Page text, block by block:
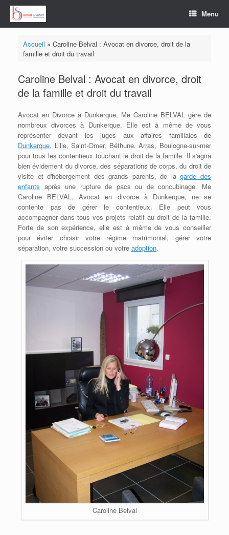
Skip
content
Menu
Accueil » Caroline Belval : Avocat en divorce, droit de la
famille et droit du travail
Caroline Belval : Avocat en divorce, droit
de la famille et droit du travail
Avocat en Divorce à Dunkerque, Me Caroline BELVAL gère de
nombreux divorces à Dunkerque. Elle est à même de vous
représenter devant les juges aux affaires familiales de
Dunkerque, Lille, Saint-Omer, Béthune, Arras, Boulogne-sur-mer
pour tous les contentieux touchant le droit de la famille. Il s'agira
bien évidement du divorce, des séparations de corps, du droit de
visite et d'hébergement des grands parents, de lagarde des
enfants après une rupture de pacs ou de concubinage. Me
Caroline BELVAL, Avocat en divorce à Dunkerque, ne se
contente pas de gérer le contentieux. Elle peut vous
accompagner dans tous vos projets relatif au droit de la famille.
Forte de son expérience, elle est à même de vous conseiller
pour éviter choisir votre régime matrimonial, gérer votre
séparation, votre succession ou votre adoption.
Caroline Belval